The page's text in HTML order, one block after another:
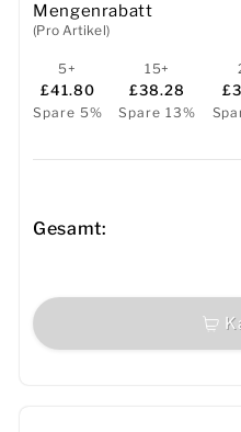
Mengenrabatt
(Pro Artikel)
5+
£41.80
Spare 5%
15+
£38.28
Spare 13%
Gesamt: